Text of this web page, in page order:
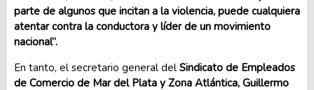
parte de algunos que incitan a la violencia, puede cualquiera
atentar contra la conductora y líder de un movimiento
nacional”.
En tanto, el secretario general del Sindicato de Empleados
de Comercio de Mar del Plata y Zona Atlántica, Guillermo